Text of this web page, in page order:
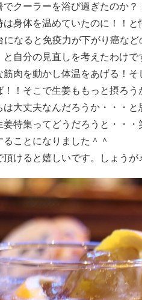
でクーラーを浴び過ぎたのか？
は身体を温めていたのに！！と
なると免疫力が下がり癌な
自分の見直しを考えたわけで
筋肉を動かし体温をあげる！そ
！そこで生姜ももっと摂ろう
大丈夫なんだろうか・・・と
姜特集ってどうだろうと・・・
ることになりました＾＾
頂けると嬉しいです。しょうが